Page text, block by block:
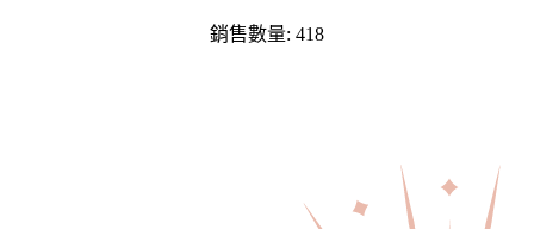
銷售數量: 418